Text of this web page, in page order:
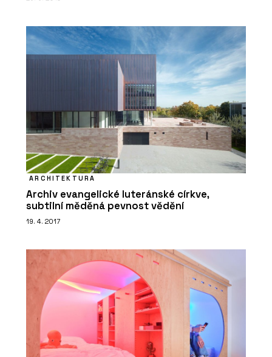
ARCHITEKTURA
Archiv evangelické luteránské církve,
subtilní měděná pevnost vědění
19. 4. 2017